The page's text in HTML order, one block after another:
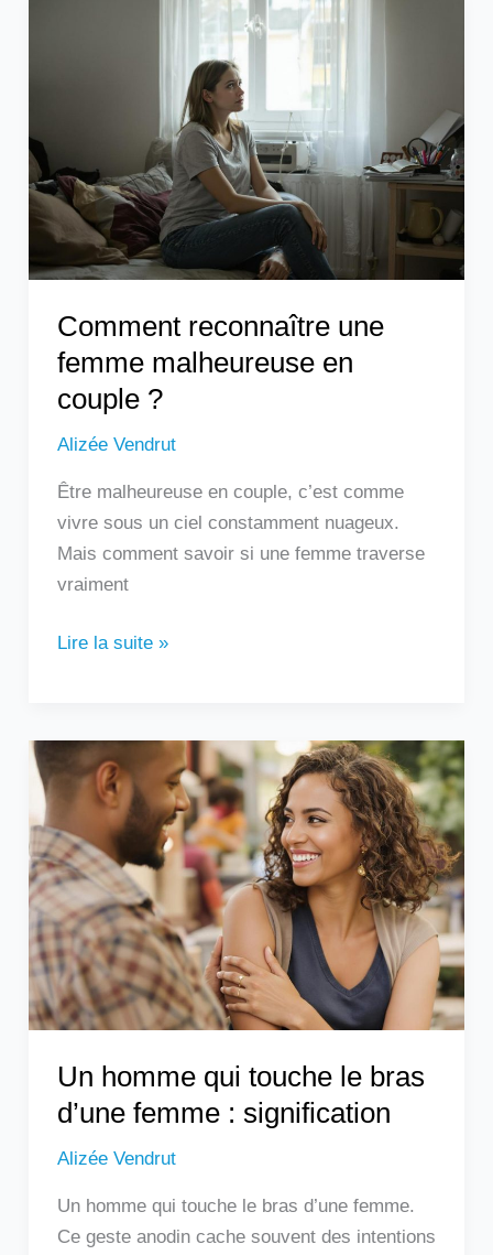
Comment reconnaître une
femme malheureuse en
couple ?
Alizée Vendrut
Être malheureuse en couple, c’est comme
vivre sous un ciel constamment nuageux.
Mais comment savoir si une femme traverse
vraiment
couple
Lire la suite »
Un homme qui touche le bras
d’une femme : signification
Alizée Vendrut
Un homme qui touche le bras d’une femme.
Ce geste anodin cache souvent des intentions
Un
homme
touche
le
bras
d’une
femme
:
signification